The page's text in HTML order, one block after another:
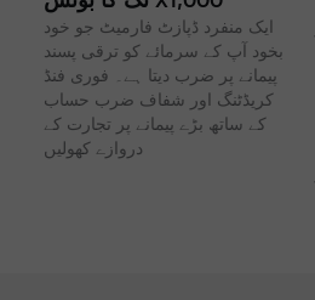
ایک منفرد ڈپازٹ فارمیٹ جو خود
بخود آپ کے سرمائے کو ترقی پسند
پیمانے پر ضرب دیتا ہے۔ فوری فنڈ
کریڈٹنگ اور شفاف ضرب حساب
کے ساتھ بڑے پیمانے پر تجارت کے
دروازے کھولیں